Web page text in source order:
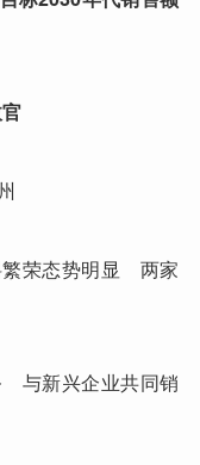
荣态势明显 两家
与新兴企业共同销